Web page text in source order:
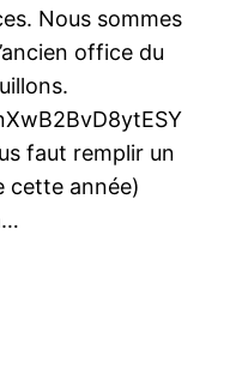
Nous sommes
office du
faut remplir un
cette année)